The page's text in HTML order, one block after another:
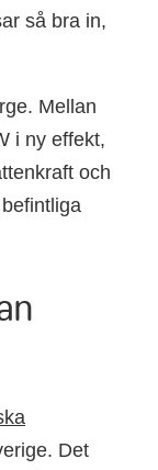
så bra in,
Mellan
i ny effekt,
och
Det